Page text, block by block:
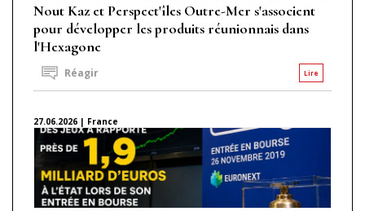
Nout Kaz et Perspect'îles Outre-Mer s'associent
pour développer les produits réunionnais dans
l'Hexagone
Lire
Réagir
27.06.2026 | France